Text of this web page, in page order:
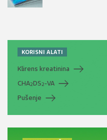
KORISNI ALATI
Klirens kreatinina
CHA2DS2-VA
Pušenje